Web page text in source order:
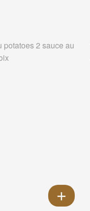
potatoes 2 sauce au